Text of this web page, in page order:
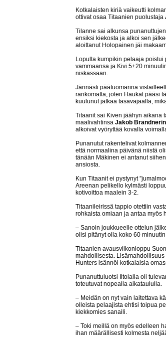
Kotkalaisten kiriä vaikeutti
ottivat osaa Titaanien puolustaja
Tilanne sai alkunsa
ensiksi kiekosta ja alkoi sen
aloittanut Holopainen jäi
Lopulta kumpikin pelaaja
vammaansa ja Kivi 5+20
niskassaan.
Jännästi päätuomarina
rankomatta, joten Haukat pääsi
kuulunut jatkaa tasavajaalla,
Titaanit sai Kiven jäähyn aikana
maalivahtinsa Jakob Brandnerin
alkoivat vyöryttää kovalla
Punanutut rakentelivat
että normaalina päivänä niistä
tänään Mäkinen ei antanut
ansiosta.
Kun Titaanit ei pystynyt
Areenan pelikello kylmästi
kotivoittoa maalein 3-2.
Titaanileirissä tappio otettiin
rohkaista omiaan ja antaa myös
– Sanoin joukkueelle ottelun
olisi pitänyt olla koko 60 minuutin
Titaanien avausviikonloppu
mahdollisesta.
Hunters isännöi kotkalaisia
Punanuttuluotsi Iltolalla oli
toteutuvat nopealla aikataululla.
– Meidän on nyt vain laitettava
olleista pelaajista ehtisi toipua
kiekkomies sanaili.
– Toki meillä on myös edelleen
ihan määrällisesti kolmesta